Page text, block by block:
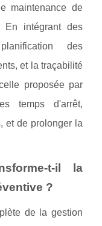
maintenance de
En intégrant des
des
et la traçabilité
proposée par
temps d'arrêt,
et de prolonger la
t-il la
?
de la gestion